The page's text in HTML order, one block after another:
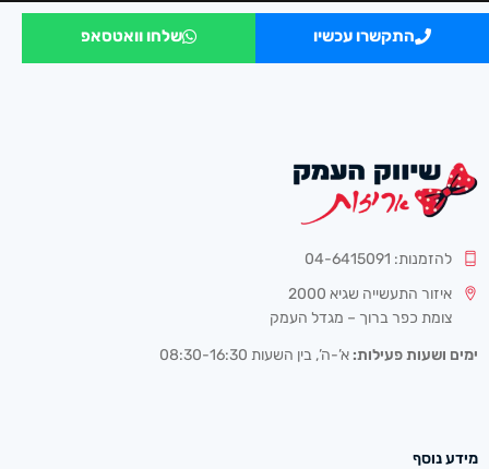
התקשרו עכשיו שלחו וואטסאפ
להזמנות: 04-6415091
איזור התעשייה שגיא 2000
צומת כפר ברוך – מגדל העמק
ימים ושעות פעילות: א’-ה’, בין השעות 08:30-16:30
מידע נוסף